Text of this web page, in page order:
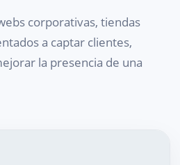
corporativas, tiendas
a captar clientes,
la presencia de una